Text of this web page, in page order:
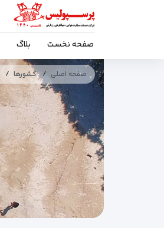
صفحه نخست بلاگ
صفحه اصلی کشورها